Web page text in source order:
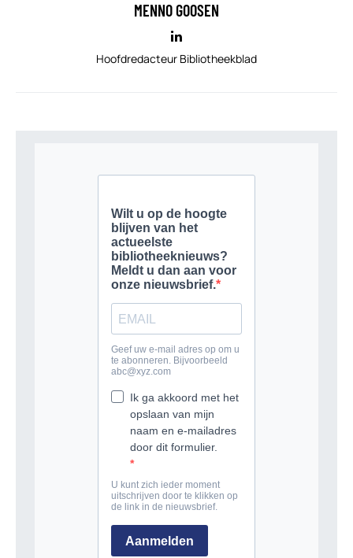
MENNO GOOSEN
Hoofdredacteur Bibliotheekblad